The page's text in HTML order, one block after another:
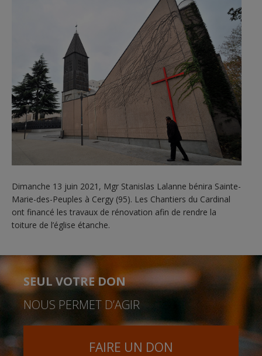
Dimanche 13 juin 2021, Mgr Stanislas Lalanne bénira Sainte-
Marie-des-Peuples à Cergy (95). Les Chantiers du Cardinal
ont financé les travaux de rénovation afin de rendre la
toiture de l’église étanche.
SEUL VOTRE DON
NOUS PERMET D’AGIR
FAIRE UN DON